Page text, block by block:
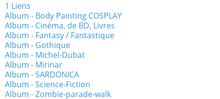
1 Liens
Album - Body Painting COSPLAY
Album - Cinéma, de BD, Livres
Album - Fantasy / Fantastique
Album - Gothique
Album - Michel-Dubat
Album - Mirinar
Album - SARDONICA
Album - Science-Fiction
Album - Zombie-parade-walk